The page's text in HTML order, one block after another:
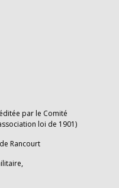
par le Comité
loi de 1901)
Rancourt